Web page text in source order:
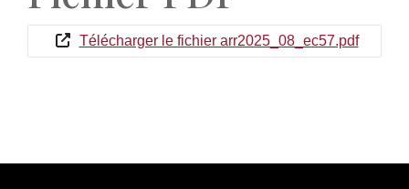
Télécharger le fichier arr2025_08_ec57.pdf